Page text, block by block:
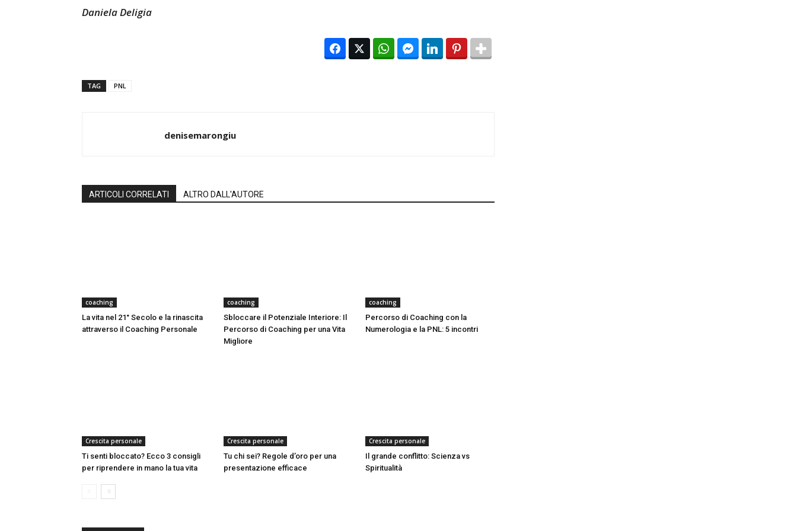
Daniela Deligia
FacebookTwitter WhatsAppFacebook Messenger
LinkedIn Pinterest
TAG PNL
denisemarongiu
ARTICOLI CORRELATI ALTRO DALL'AUTORE
coaching
La vita nel 21° Secolo e la rinascita
attraverso il Coaching Personale
coaching
Sbloccare il Potenziale Interiore: Il
Percorso di Coaching per una Vita
Migliore
coaching
Percorso di Coaching con la
Numerologia e la PNL: 5 incontri
Crescita personale
Ti senti bloccato? Ecco 3 consigli
per riprendere in mano la tua vita
Crescita personale
Tu chi sei? Regole d’oro per una
presentazione efficace
Crescita personale
Il grande conflitto: Scienza vs
Spiritualità